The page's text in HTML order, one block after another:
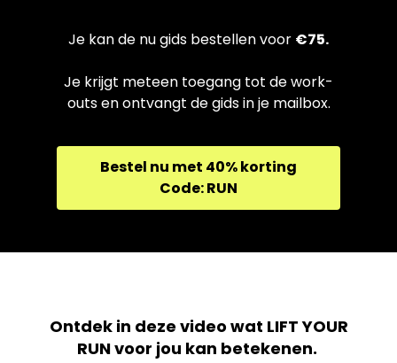
Je kan de nu gids bestellen voor €75.
Je krijgt meteen toegang tot de work-
outs en ontvangt de gids in je mailbox.
Bestel nu met 40% korting
Code: RUN
Ontdek in deze video wat LIFT YOUR
RUN voor jou kan betekenen.